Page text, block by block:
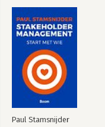
Paul Stamsnijder